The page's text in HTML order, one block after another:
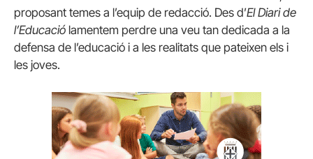
proposant temes a l’equip de redacció. Des d’El Diari de
l’Educació lamentem perdre una veu tan dedicada a la
defensa de l’educació i a les realitats que pateixen els i
les joves.